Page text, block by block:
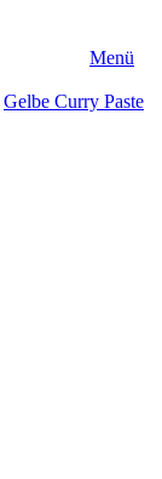
Menü
Gelbe Curry Paste